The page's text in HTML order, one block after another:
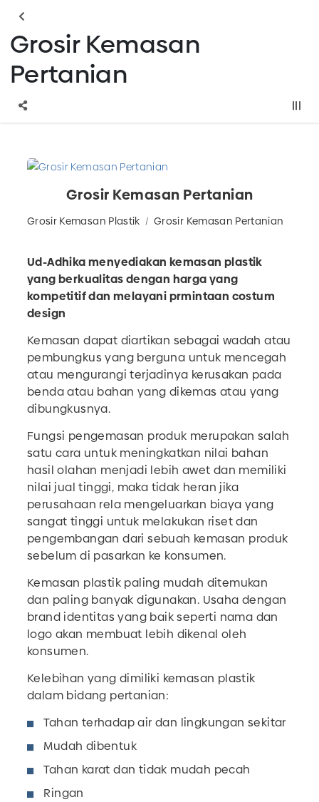
Grosir Kemasan
Pertanian
Grosir Kemasan Pertanian
Grosir Kemasan Plastik Grosir Kemasan Pertanian
Ud-Adhika menyediakan kemasan plastik
yang berkualitas dengan harga yang
kompetitif dan melayani prmintaan costum
design
Kemasan dapat diartikan sebagai wadah atau
pembungkus yang berguna untuk mencegah
atau mengurangi terjadinya kerusakan pada
benda atau bahan yang dikemas atau yang
dibungkusnya.
Fungsi pengemasan produk merupakan salah
satu cara untuk meningkatkan nilai bahan
hasil olahan menjadi lebih awet dan memiliki
nilai jual tinggi, maka tidak heran jika
perusahaan rela mengeluarkan biaya yang
sangat tinggi untuk melakukan riset dan
pengembangan dari sebuah kemasan produk
sebelum di pasarkan ke konsumen.
Kemasan plastik paling mudah ditemukan
dan paling banyak digunakan. Usaha dengan
brand identitas yang baik seperti nama dan
logo akan membuat lebih dikenal oleh
konsumen.
Kelebihan yang dimiliki kemasan plastik
dalam bidang pertanian:
Tahan terhadap air dan lingkungan sekitar
Mudah dibentuk
Tahan karat dan tidak mudah pecah
Ringan